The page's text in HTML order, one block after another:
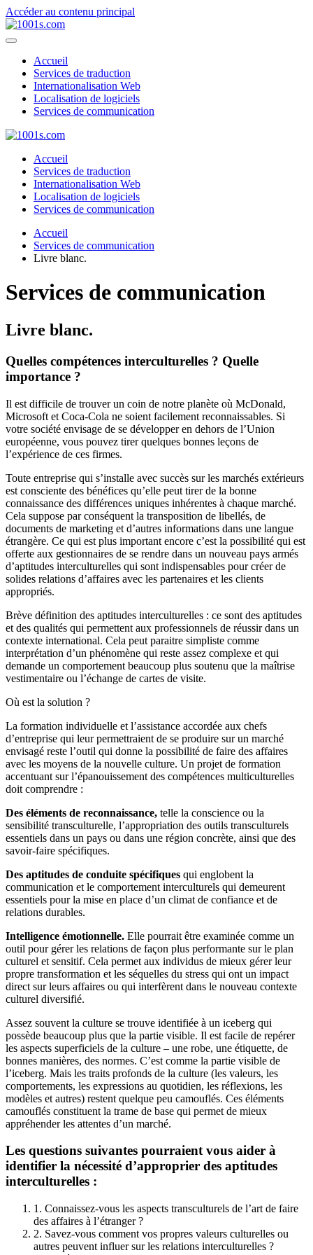
Accéder au contenu principal
Accueil
Services de traduction
Internationalisation Web
Localisation de logiciels
Services de communication
Accueil
Services de traduction
Internationalisation Web
Localisation de logiciels
Services de communication
Accueil
Services de communication
Livre blanc.
Services de communication
Livre blanc.
Quelles compétences interculturelles ? Quelle
importance ?
Il est difficile de trouver un coin de notre planète où McDonald,
Microsoft et Coca-Cola ne soient facilement reconnaissables. Si
votre société envisage de se développer en dehors de l’Union
européenne, vous pouvez tirer quelques bonnes leçons de
l’expérience de ces firmes.
Toute entreprise qui s’installe avec succès sur les marchés extérieurs
est consciente des bénéfices qu’elle peut tirer de la bonne
connaissance des différences uniques inhérentes à chaque marché.
Cela suppose par conséquent la transposition de libellés, de
documents de marketing et d’autres informations dans une langue
étrangère. Ce qui est plus important encore c’est la possibilité qui est
offerte aux gestionnaires de se rendre dans un nouveau pays armés
d’aptitudes interculturelles qui sont indispensables pour créer de
solides relations d’affaires avec les partenaires et les clients
appropriés.
Brève définition des aptitudes interculturelles : ce sont des aptitudes
et des qualités qui permettent aux professionnels de réussir dans un
contexte international. Cela peut paraitre simpliste comme
interprétation d’un phénomène qui reste assez complexe et qui
demande un comportement beaucoup plus soutenu que la maîtrise
vestimentaire ou l’échange de cartes de visite.
Où est la solution ?
La formation individuelle et l’assistance accordée aux chefs
d’entreprise qui leur permettraient de se produire sur un marché
envisagé reste l’outil qui donne la possibilité de faire des affaires
avec les moyens de la nouvelle culture. Un projet de formation
accentuant sur l’épanouissement des compétences multiculturelles
doit comprendre :
Des éléments de reconnaissance, telle la conscience ou la
sensibilité transculturelle, l’appropriation des outils transculturels
essentiels dans un pays ou dans une région concrète, ainsi que des
savoir-faire spécifiques.
Des aptitudes de conduite spécifiques qui englobent la
communication et le comportement interculturels qui demeurent
essentiels pour la mise en place d’un climat de confiance et de
relations durables.
Intelligence émotionnelle. Elle pourrait être examinée comme un
outil pour gérer les relations de façon plus performante sur le plan
culturel et sensitif. Cela permet aux individus de mieux gérer leur
propre transformation et les séquelles du stress qui ont un impact
direct sur leurs affaires ou qui interfèrent dans le nouveau contexte
culturel diversifié.
Assez souvent la culture se trouve identifiée à un iceberg qui
possède beaucoup plus que la partie visible. Il est facile de repérer
les aspects superficiels de la culture – une robe, une étiquette, de
bonnes manières, des normes. C’est comme la partie visible de
l’iceberg. Mais les traits profonds de la culture (les valeurs, les
comportements, les expressions au quotidien, les réflexions, les
modèles et autres) restent quelque peu camouflés. Ces éléments
camouflés constituent la trame de base qui permet de mieux
appréhender les attentes d’un marché.
Les questions suivantes pourraient vous aider à
identifier la nécessité d’approprier des aptitudes
interculturelles :
1. Connaissez-vous les aspects transculturels de l’art de faire
des affaires à l’étranger ?
2. Savez-vous comment vos propres valeurs culturelles ou
autres peuvent influer sur les relations interculturelles ?